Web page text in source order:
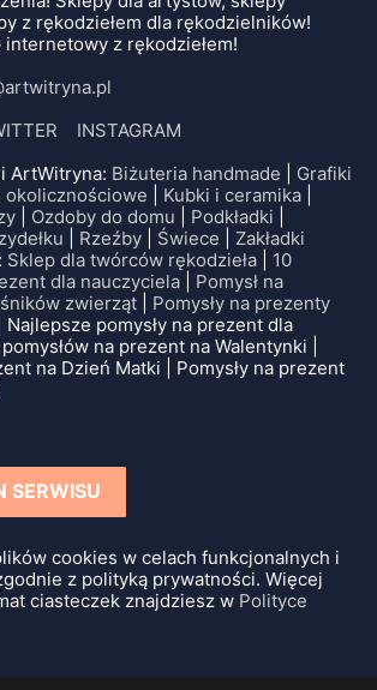
z rękodziełem dla rękodzielników!
z rękodziełem!
INSTAGRAM
ArtWitryna: Biżuteria handmade
Grafiki
okolicznościowe Kubki i ceramika
Ozdoby do domu Podkładki
Rzeźby Świece
Zakładki
Sklep dla twórców rękodzieła
10
dla nauczyciela
Pomysł na
zwierząt
Pomysły na prezenty
| Najlepsze pomysły na prezent dla
na prezent na Walentynki |
na Dzień Matki | Pomysły na prezent
SERWISU
cookies w celach funkcjonalnych i
z polityką prywatności. Więcej
ciasteczek znajdziesz w Polityce